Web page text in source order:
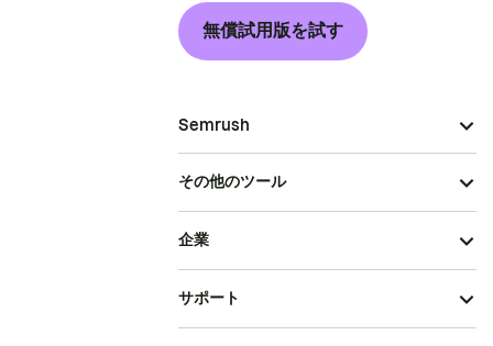
無償試用版を試す
Semrush
その他のツール
企業
サポート